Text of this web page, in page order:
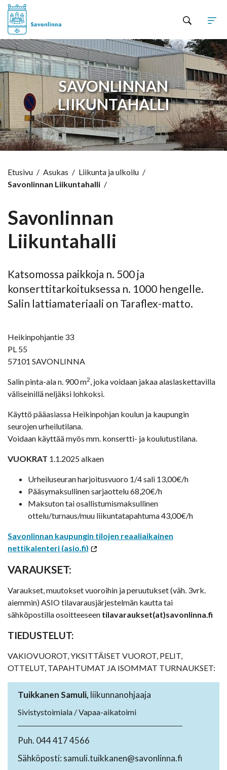
SAVONLINNAN
LIIKUNTAHALLI
Etusivu / Asukas / Liikunta ja ulkoilu /
Savonlinnan Liikuntahalli /
Savonlinnan
Liikuntahalli
Katsomossa paikkoja n. 500 ja
konserttitarkoituksessa n. 1000 hengelle.
Salin lattiamateriaali on Taraflex-matto.
Heikinpohjantie 33
PL 55
57101 SAVONLINNA
Salin pinta-ala n. 900 m2, joka voidaan jakaa alaslaskettavilla
väliseinillä neljäksi lohkoksi.
Käyttö pääasiassa Heikinpohjan koulun ja kaupungin
seurojen urheilutilana.
Voidaan käyttää myös mm. konsertti- ja koulutustilana.
VUOKRAT 1.1.2025 alkaen
Urheiluseuran harjoitusvuoro 1/4 sali 13,00€/h
Pääsymaksullinen sarjaottelu 68,20€/h
Maksuton tai osallistumismaksullinen
ottelu/turnaus/muu liikuntatapahtuma 43,00€/h
Savonlinnan kaupungin tilojen reaaliaikainen
nettikalenteri (asio.fi)
VARAUKSET:
Varaukset, muutokset vuoroihin ja peruutukset (väh. 3vrk.
aiemmin) ASIO tilavarausjärjestelmän kautta tai
sähköpostilla osoitteeseen tilavaraukset(at)savonlinna.fi
TIEDUSTELUT:
VAKIOVUOROT, YKSITTÄISET VUOROT, PELIT,
OTTELUT, TAPAHTUMAT JA ISOMMAT TURNAUKSET:
Tuikkanen Samuli, liikunnanohjaaja
Sivistystoimiala / Vapaa-aikatoimi
Puh. 044 417 4566
Sähköposti: samuli.tuikkanen@savonlinna.fi